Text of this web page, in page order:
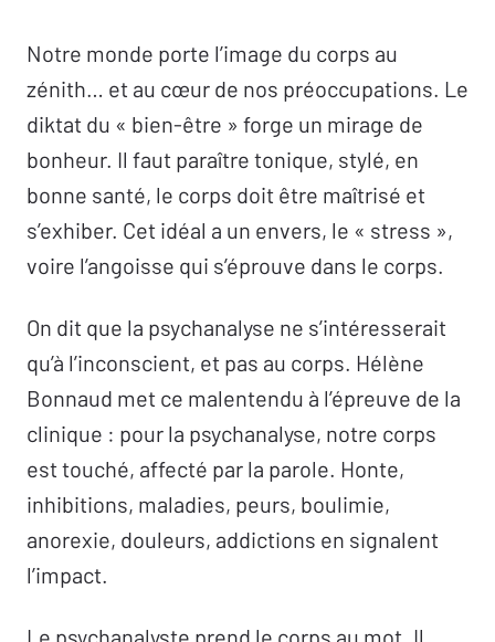
Notre monde porte l’image du corps au
zénith… et au cœur de nos préoccupations. Le
diktat du « bien-être » forge un mirage de
bonheur. Il faut paraître tonique, stylé, en
bonne santé, le corps doit être maîtrisé et
s’exhiber. Cet idéal a un envers, le « stress »,
voire l’angoisse qui s’éprouve dans le corps.
On dit que la psychanalyse ne s’intéresserait
qu’à l’inconscient, et pas au corps. Hélène
Bonnaud met ce malentendu à l’épreuve de la
clinique : pour la psychanalyse, notre corps
est touché, affecté par la parole. Honte,
inhibitions, maladies, peurs, boulimie,
anorexie, douleurs, addictions en signalent
l’impact.
Le psychanalyste prend le corps au mot. Il